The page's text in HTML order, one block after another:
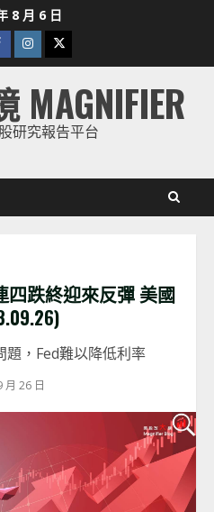
8 月 6 日
Instagram
Twitter
研究報告平台
四跌終迎來反彈 美國
題，Fed難以降低利率
月 26 日